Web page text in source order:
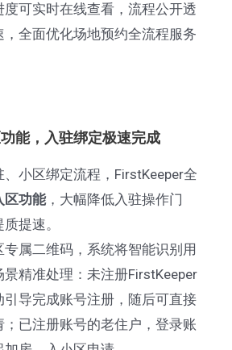
度可实时在线查看，流程公开透
全面优化场地预约全流程服务
能，入驻绑定极速完成
小区绑定流程，FirstKeeper全
区功能，大幅降低入驻操作门
提速。
属二维码，系统将智能识别用
景精准处理：未注册FirstKeeper
引导完成账号注册，随后可直接
已注册账号的老住户，登录账